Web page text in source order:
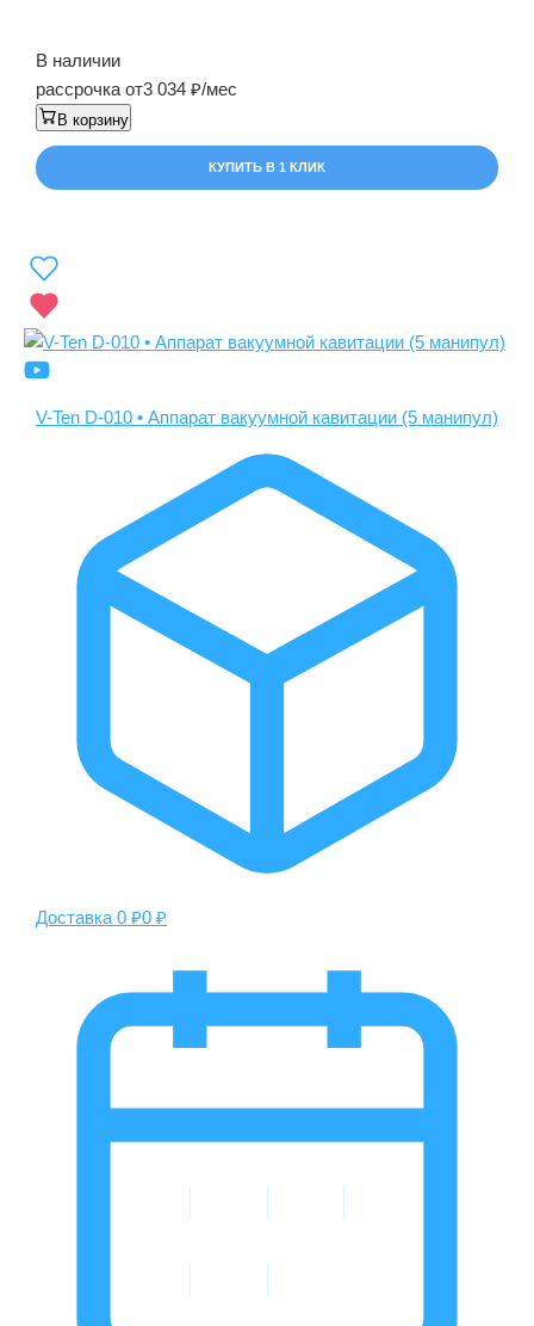
В наличии
рассрочка от3 034 /мес
В корзину
КУПИТЬ В 1 КЛИК
V-Ten D-010 • Аппарат вакуумной кавитации (5 манипул)
Доставка 0 ₽0 ₽